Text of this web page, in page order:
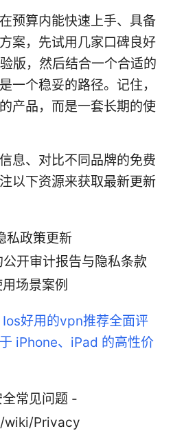
预算内能快速上手、具备
案，先试用几家口碑良好
版，然后结合一个合适的
一个稳妥的路径。记住，
产品，而是一套长期的使
息、对比不同品牌的免费
以下资源来获取最新更新
私政策更新
开审计报告与隐私条款
场景案例
Ios好用的vpn推荐全面评
iPhone、iPad 的高性价
常见问题 -
wiki/Privacy